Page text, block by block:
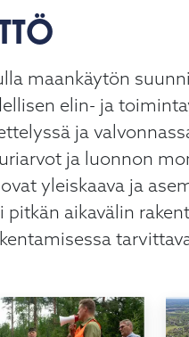
maankäytön
elin- ja
ja
ja luonnon
yleiskaava ja
pitkän aikavälin